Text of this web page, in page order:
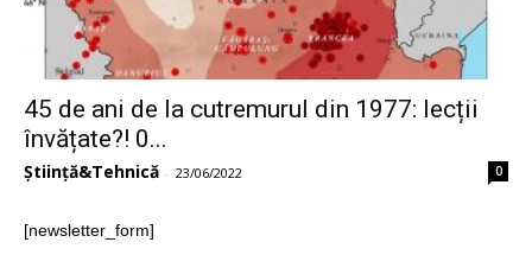
45 de ani de la cutremurul din 1977: lecții
învățate?! 0...
Știință&Tehnică - 23/06/2022 0
[newsletter_form]